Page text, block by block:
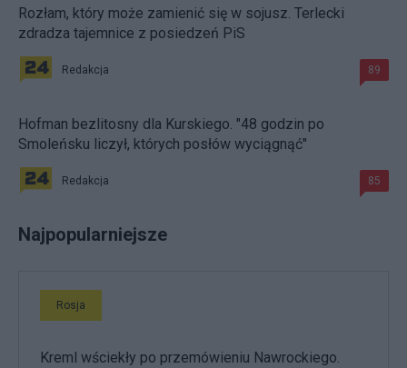
Rozłam, który może zamienić się w sojusz. Terlecki
zdradza tajemnice z posiedzeń PiS
Redakcja 89
Hofman bezlitosny dla Kurskiego. "48 godzin po
Smoleńsku liczył, których posłów wyciągnąć"
Redakcja 85
Najpopularniejsze
Rosja
Kreml wściekły po przemówieniu Nawrockiego.